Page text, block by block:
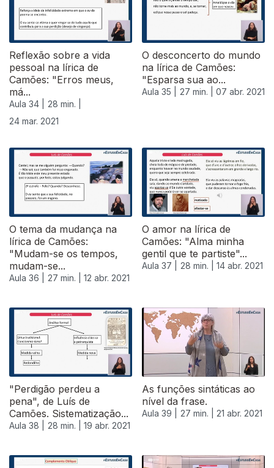
Reflexão sobre a vida
pessoal na lírica de
Camões: "Erros meus,
má...
Aula 34 |
28 min. |
24 mar. 2021
O desconcerto do mundo
na lírica de Camões:
"Esparsa sua ao...
Aula 35 | 27 min. | 07 abr. 2021
O tema da mudança na
lírica de Camões:
"Mudam-se os tempos,
mudam-se...
Aula 36 | 27 min. | 12 abr. 2021
O amor na lírica de
Camões: "Alma minha
gentil que te partiste"...
Aula 37 | 28 min. | 14 abr. 2021
"Perdigão perdeu a
pena", de Luís de
Camões. Sistematização...
Aula 38 | 28 min. | 19 abr. 2021
As funções sintáticas ao
nível da frase.
Aula 39 | 27 min. | 21 abr. 2021